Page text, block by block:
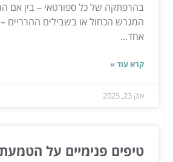
בהרפתקה של כל ספורטאי – בין אם
המגרש הכחול או בשבילים ההרריים
אחד...
קרא עוד »
אוק 23, 2025
טיפים פנימיים על